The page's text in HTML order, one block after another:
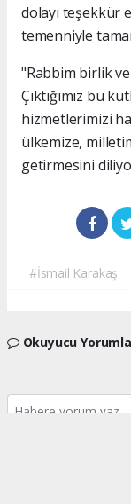
dolayı teşekkür
temenniyle
"Rabbim birlik
Çıktığımız bu
hizmetlerimizi
ülkemize,
getirmesini
#İsmail Karakaş
Okuyucu